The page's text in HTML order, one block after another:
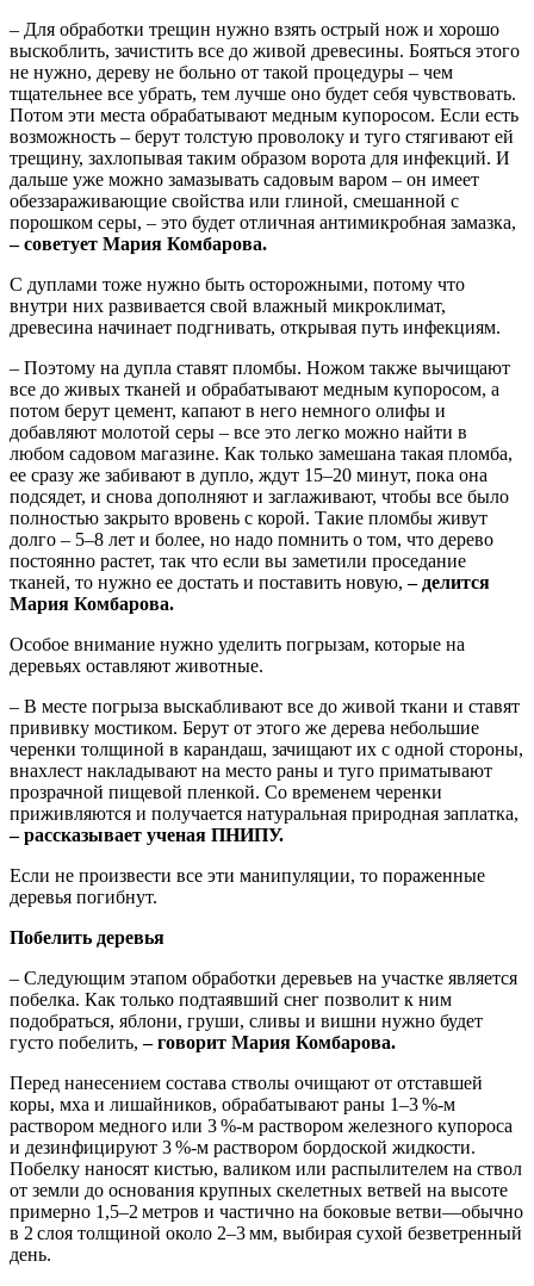
– Для обработки трещин нужно взять острый нож и хорошо
выскоблить, зачистить все до живой древесины. Бояться этого
не нужно, дереву не больно от такой процедуры – чем
тщательнее все убрать, тем лучше оно будет себя чувствовать.
Потом эти места обрабатывают медным купоросом. Если есть
возможность – берут толстую проволоку и туго стягивают ей
трещину, захлопывая таким образом ворота для инфекций. И
дальше уже можно замазывать садовым варом – он имеет
обеззараживающие свойства или глиной, смешанной с
порошком серы, – это будет отличная антимикробная замазка,
– советует Мария Комбарова.
С дуплами тоже нужно быть осторожными, потому что
внутри них развивается свой влажный микроклимат,
древесина начинает подгнивать, открывая путь инфекциям.
– Поэтому на дупла ставят пломбы. Ножом также вычищают
все до живых тканей и обрабатывают медным купоросом, а
потом берут цемент, капают в него немного олифы и
добавляют молотой серы – все это легко можно найти в
любом садовом магазине. Как только замешана такая пломба,
ее сразу же забивают в дупло, ждут 15–20 минут, пока она
подсядет, и снова дополняют и заглаживают, чтобы все было
полностью закрыто вровень с корой. Такие пломбы живут
долго – 5–8 лет и более, но надо помнить о том, что дерево
постоянно растет, так что если вы заметили проседание
тканей, то нужно ее достать и поставить новую,– делится
Мария Комбарова.
Особое внимание нужно уделить погрызам, которые на
деревьях оставляют животные.
– В месте погрыза выскабливают все до живой ткани и ставят
прививку мостиком. Берут от этого же дерева небольшие
черенки толщиной в карандаш, зачищают их с одной стороны,
внахлест накладывают на место раны и туго приматывают
прозрачной пищевой пленкой. Со временем черенки
приживляются и получается натуральная природная заплатка,
– рассказывает ученая ПНИПУ.
Если не произвести все эти манипуляции, то пораженные
деревья погибнут.
Побелить деревья
– Следующим этапом обработки деревьев на участке является
побелка. Как только подтаявший снег позволит к ним
подобраться, яблони, груши, сливы и вишни нужно будет
густо побелить,– говорит Мария Комбарова.
Перед нанесением состава стволы очищают от отставшей
коры, мха и лишайников, обрабатывают раны 1–3 %‑м
раствором медного или 3 %‑м раствором железного купороса
и дезинфицируют 3 %‑м раствором бордоской жидкости.
Побелку наносят кистью, валиком или распылителем на ствол
от земли до основания крупных скелетных ветвей на высоте
примерно 1,5–2 метров и частично на боковые ветви—обычно
в 2 слоя толщиной около 2–3 мм, выбирая сухой безветренный
день.